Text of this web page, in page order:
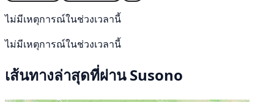
ไม่มีเหตุการณ์ในช่วงเวลานี้
ไม่มีเหตุการณ์ในช่วงเวลานี้
เส้นทางล่าสุดที่ผ่าน Susono